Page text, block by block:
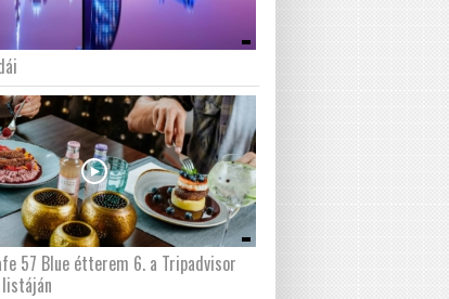
57 Blue étterem 6. a Tripadvisor